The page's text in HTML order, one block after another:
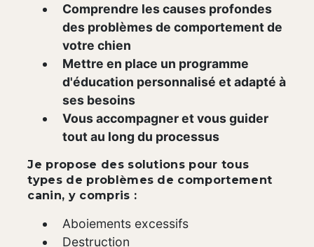
Comprendre les causes profondes
des problèmes de comportement de
votre chien
Mettre en place un programme
d'éducation personnalisé et adapté à
ses besoins
Vous accompagner et vous guider
tout au long du processus
Je propose des solutions pour tous
types de problèmes de comportement
canin, y compris :
Aboiements excessifs
Destruction